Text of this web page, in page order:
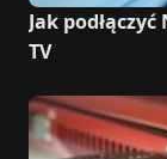
Jak
TV